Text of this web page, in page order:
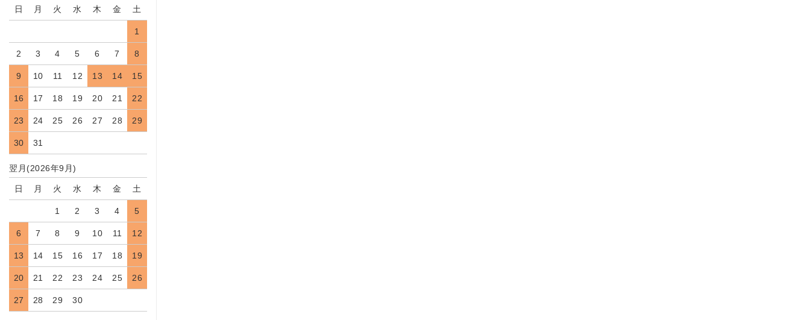
日 月 火 水 木 金 土
1
2 3 4 5 6 7 8
9 10 11 12 13 14 15
16 17 18 19 20 21 22
23 24 25 26 27 28 29
30 31
翌月(2026年9月)
日 月 火 水 木 金 土
1 2 3 4 5
6 7 8 9 10 11 12
13 14 15 16 17 18 19
20 21 22 23 24 25 26
27 28 29 30